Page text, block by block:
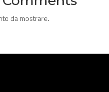
da mostrare.